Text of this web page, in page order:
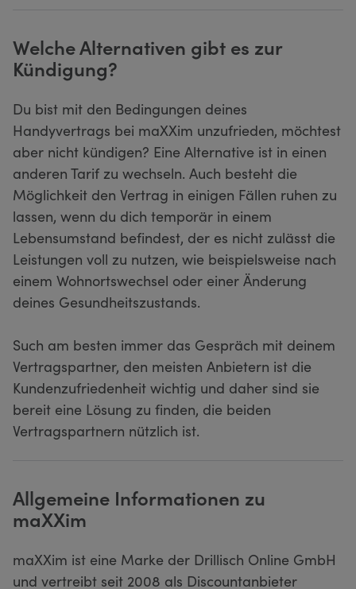
Welche Alternativen gibt es zur
Kündigung?
Du bist mit den Bedingungen deines
Handyvertrags bei maXXim unzufrieden, möchtest
aber nicht kündigen? Eine Alternative ist in einen
anderen Tarif zu wechseln. Auch besteht die
Möglichkeit den Vertrag in einigen Fällen ruhen zu
lassen, wenn du dich temporär in einem
Lebensumstand befindest, der es nicht zulässt die
Leistungen voll zu nutzen, wie beispielsweise nach
einem Wohnortswechsel oder einer Änderung
deines Gesundheitszustands.
Such am besten immer das Gespräch mit deinem
Vertragspartner, den meisten Anbietern ist die
Kundenzufriedenheit wichtig und daher sind sie
bereit eine Lösung zu finden, die beiden
Vertragspartnern nützlich ist.
Allgemeine Informationen zu
maXXim
maXXim ist eine Marke der Drillisch Online GmbH
und vertreibt seit 2008 als Discountanbieter